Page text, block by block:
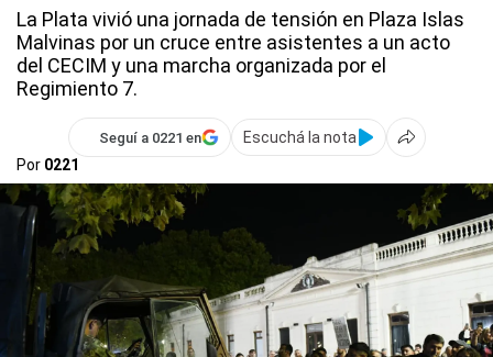
La Plata vivió una jornada de tensión en Plaza Islas
Malvinas por un cruce entre asistentes a un acto
del CECIM y una marcha organizada por el
Regimiento 7.
Seguí a 0221 en
Escuchá la nota
Por 0221